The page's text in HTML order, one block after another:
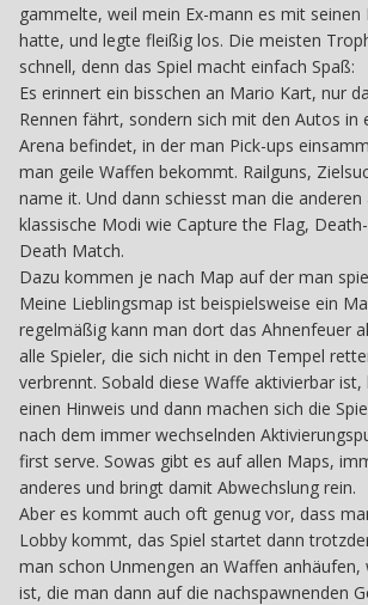
gammelte, weil mein Ex-mann es mit seinen
hatte, und legte fleißig los. Die meisten
schnell, denn das Spiel macht einfach Spaß:
Es erinnert ein bisschen an Mario Kart, nur
Rennen fährt, sondern sich mit den Autos in
Arena befindet, in der man Pick-ups
man geile Waffen bekommt. Railguns,
name it. Und dann schiesst man die anderen
klassische Modi wie Capture the Flag,
Death Match.
Dazu kommen je nach Map auf der man
Meine Lieblingsmap ist beispielsweise ein
regelmäßig kann man dort das Ahnenfeuer
alle Spieler, die sich nicht in den Tempel
verbrennt. Sobald diese Waffe aktivierbar
einen Hinweis und dann machen sich die
nach dem immer wechselnden
first serve. Sowas gibt es auf allen Maps,
anderes und bringt damit Abwechslung rein.
Aber es kommt auch oft genug vor, dass
Lobby kommt, das Spiel startet dann
man schon Unmengen an Waffen
ist, die man dann auf die nachspawnenden